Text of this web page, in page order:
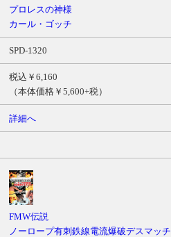
プロレスの神様
カール・ゴッチ
SPD-1320
税込￥6,160
（本体価格￥5,600+税）
詳細へ
FMW伝説
ノーロープ有刺鉄線電流爆破デスマッチ